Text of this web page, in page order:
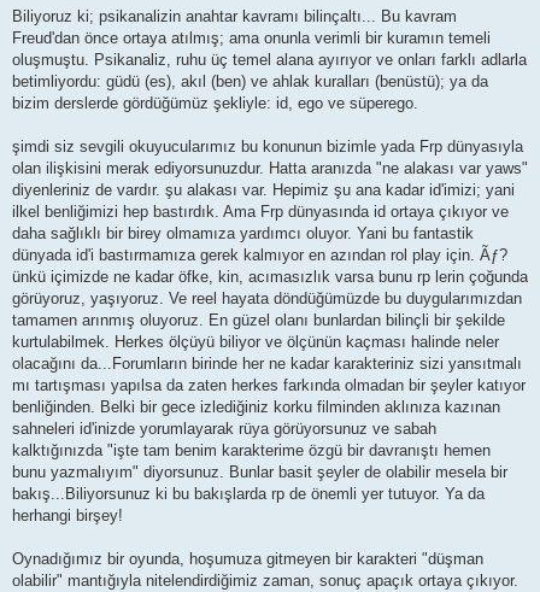
Biliyoruz ki; psikanalizin anahtar kavramı bilinçaltı... Bu kavram
Freud'dan önce ortaya atılmış; ama onunla verimli bir kuramın temeli
oluşmuştu. Psikanaliz, ruhu üç temel alana ayırıyor ve onları farklı adlarla
betimliyordu: güdü (es), akıl (ben) ve ahlak kuralları (benüstü); ya da
bizim derslerde gördüğümüz şekliyle: id, ego ve süperego.
şimdi siz sevgili okuyucularımız bu konunun bizimle yada Frp dünyasıyla
olan ilişkisini merak ediyorsunuzdur. Hatta aranızda "ne alakası var yaws"
diyenleriniz de vardır. şu alakası var. Hepimiz şu ana kadar id'imizi; yani
ilkel benliğimizi hep bastırdık. Ama Frp dünyasında id ortaya çıkıyor ve
daha sağlıklı bir birey olmamıza yardımcı oluyor. Yani bu fantastik
dünyada id'i bastırmamıza gerek kalmıyor en azından rol play için. Ãƒ?
ünkü içimizde ne kadar öfke, kin, acımasızlık varsa bunu rp lerin çoğunda
görüyoruz, yaşıyoruz. Ve reel hayata döndüğümüzde bu duygularımızdan
tamamen arınmış oluyoruz. En güzel olanı bunlardan bilinçli bir şekilde
kurtulabilmek. Herkes ölçüyü biliyor ve ölçünün kaçması halinde neler
olacağını da...Forumların birinde her ne kadar karakteriniz sizi yansıtmalı
mı tartışması yapılsa da zaten herkes farkında olmadan bir şeyler katıyor
benliğinden. Belki bir gece izlediğiniz korku filminden aklınıza kazınan
sahneleri id'inizde yorumlayarak rüya görüyorsunuz ve sabah
kalktığınızda "işte tam benim karakterime özgü bir davranıştı hemen
bunu yazmalıyım" diyorsunuz. Bunlar basit şeyler de olabilir mesela bir
bakış...Biliyorsunuz ki bu bakışlarda rp de önemli yer tutuyor. Ya da
herhangi birşey!
Oynadığımız bir oyunda, hoşumuza gitmeyen bir karakteri "düşman
olabilir" mantığıyla nitelendirdiğimiz zaman, sonuç apaçık ortaya çıkıyor.